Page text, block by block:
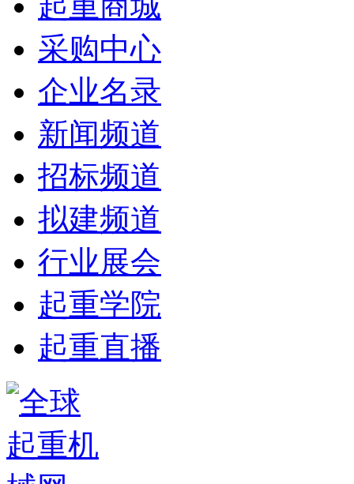
采购中心
企业名录
新闻频道
招标频道
拟建频道
行业展会
起重学院
起重直播